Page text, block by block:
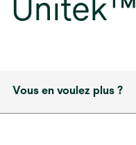
Unitek™
Vous en voulez plus ?